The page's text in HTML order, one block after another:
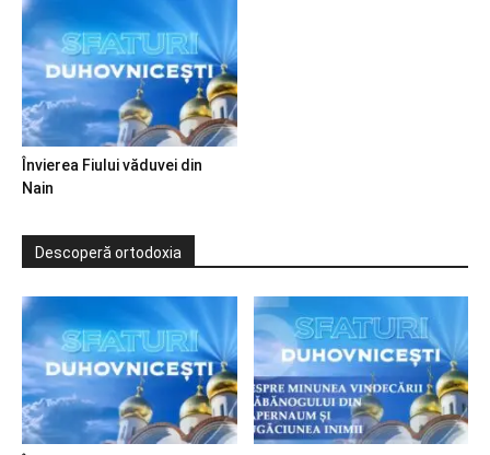
Învierea Fiului văduvei din
Nain
Descoperă ortodoxia